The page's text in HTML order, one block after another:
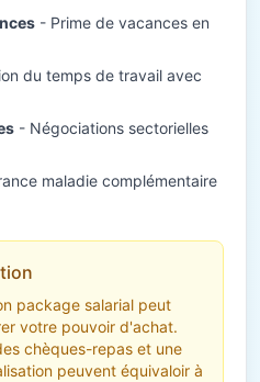
- Prime de vacances en
du temps de travail avec
- Négociations sectorielles
maladie complémentaire
package salarial peut
votre pouvoir d'achat.
chèques-repas et une
peuvent équivaloir à